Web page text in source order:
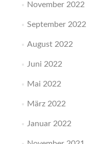
November 2022
September 2022
August 2022
Juni 2022
Mai 2022
März 2022
Januar 2022